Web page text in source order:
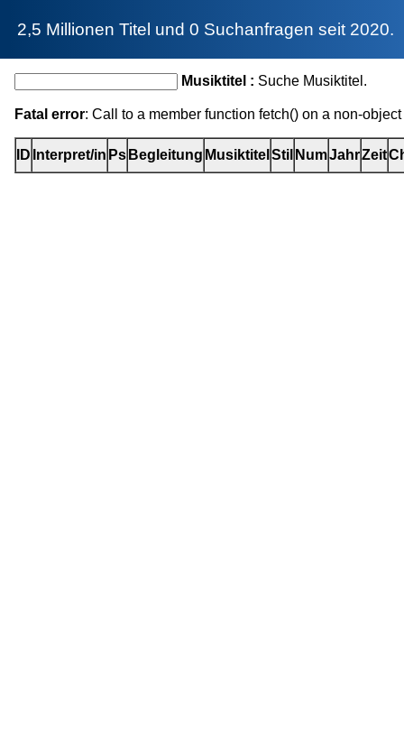
2,5 Millionen Titel und 0 Suchanfragen seit 2020.
Musiktitel : Suche Musiktitel.
Fatal error: Call to a member function fetch() on a non-
ID Interpret/in Ps Begleitung Musiktitel Stil NumJahrZeit